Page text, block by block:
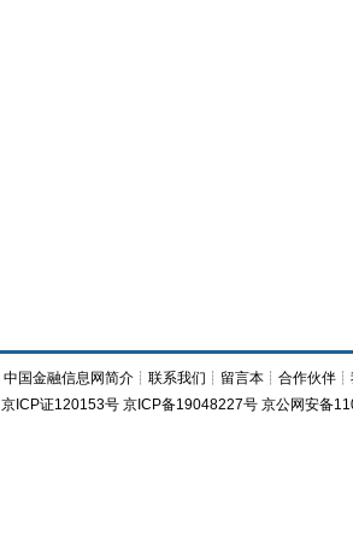
中国金融信息网简介 ┊联系我们 ┊ 留言本 ┊合作伙伴 ┊
京ICP证120153号 京ICP备19048227号 京公网安备